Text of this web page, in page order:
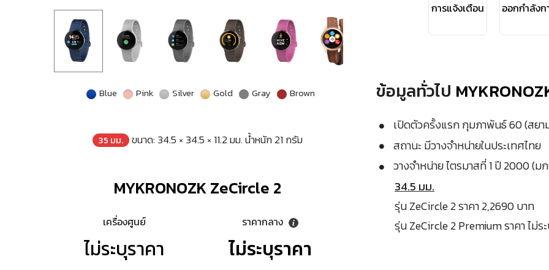
Blue Pink Silver Gold Gray Brown
35 มม. ขนาด: 34.5 × 34.5 × 11.2 มม. น้ำหนัก 21 กรัม
MYKRONOZK ZeCircle 2
เครื่องศูนย์
ไม่ระบุราคา
ราคากลาง
ไม่ระบุราคา
การแจ้งเตือน ออกกำลังก
ข้อมูลทั่วไป
เปิดตัวครั้งแรก กุมภาพันธ์ 60 (สย
สถานะ มีวางจำหน่ายในประเทศไทย
วางจำหน่าย ไตรมาสที่ 1 ปี 2000 (ม
34.5 มม.
รุ่น ZeCircle 2 ราคา 2,2690 บาท
รุ่น ZeCircle 2 Premium ราคา ไม่ร